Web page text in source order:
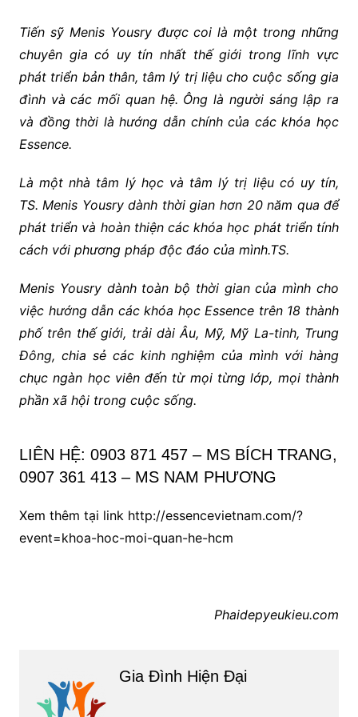
Tiến sỹ Menis Yousry được coi là một trong những
chuyên gia có uy tín nhất thế giới trong lĩnh vực
phát triển bản thân, tâm lý trị liệu cho cuộc sống gia
đình và các mối quan hệ. Ông là người sáng lập ra
và đồng thời là hướng dẫn chính của các khóa học
Essence.
Là một nhà tâm lý học và tâm lý trị liệu có uy tín,
TS. Menis Yousry dành thời gian hơn 20 năm qua để
phát triển và hoàn thiện các khóa học phát triển tính
cách với phương pháp độc đáo của mình.TS.
Menis Yousry dành toàn bộ thời gian của mình cho
việc hướng dẫn các khóa học Essence trên 18 thành
phố trên thế giới, trải dài Âu, Mỹ, Mỹ La-tinh, Trung
Đông, chia sẻ các kinh nghiệm của mình với hàng
chục ngàn học viên đến từ mọi từng lớp, mọi thành
phần xã hội trong cuộc sống.
LIÊN HỆ: 0903 871 457 – MS BÍCH TRANG,
0907 361 413 – MS NAM PHƯƠNG
Xem thêm tại link http://essencevietnam.com/?
event=khoa-hoc-moi-quan-he-hcm
Phaidepyeukieu.com
Gia Đình Hiện Đại